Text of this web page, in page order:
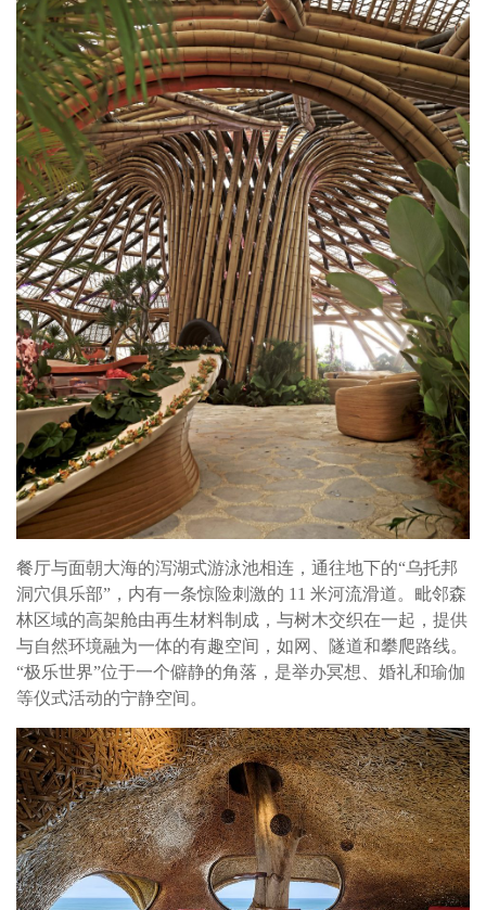
餐厅与面朝大海的泻湖式游泳池相连，通往地下的“乌托邦
洞穴俱乐部”，内有一条惊险刺激的 11 米河流滑道。毗邻森
林区域的高架舱由再生材料制成，与树木交织在一起，提供
与自然环境融为一体的有趣空间，如网、隧道和攀爬路线。
“极乐世界”位于一个僻静的角落，是举办冥想、婚礼和瑜伽
等仪式活动的宁静空间。